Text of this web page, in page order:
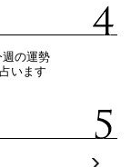
の運勢
います